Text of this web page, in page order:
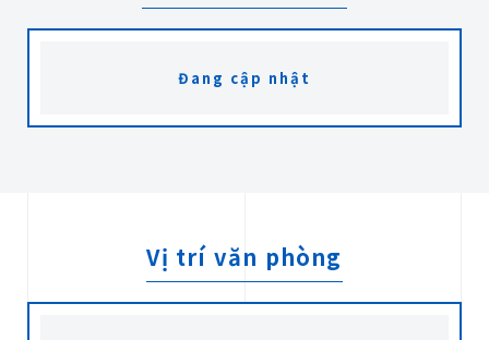
Đang cập nhật
Vị trí văn phòng